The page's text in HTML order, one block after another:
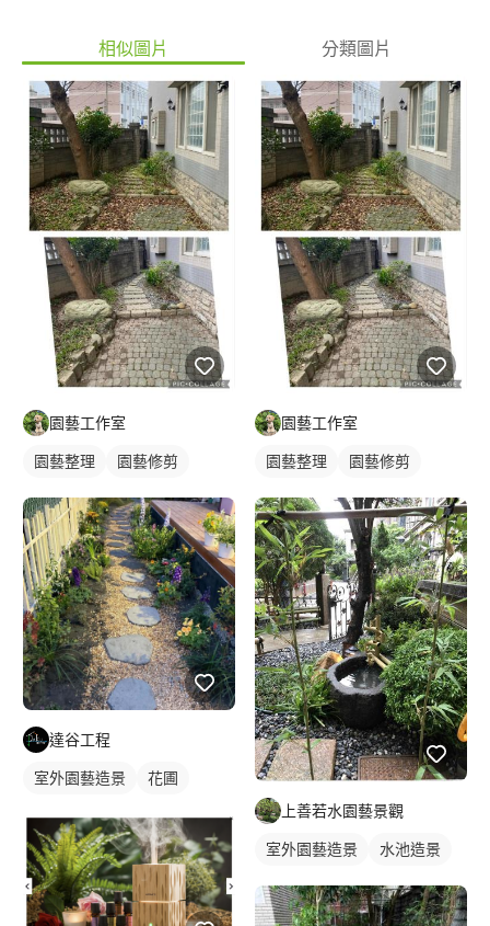
相似圖片 分類圖片
園藝工作室
園藝整理 園藝修剪
達谷工程
室外園藝造景 花圃
園藝工作室
園藝整理 園藝修剪
上善若水園藝景觀
室外園藝造景 水池造景